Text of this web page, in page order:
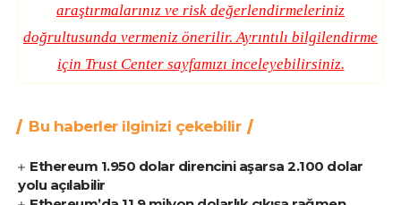
araştırmalarınız ve risk değerlendirmeleriniz
doğrultusunda vermeniz önerilir. Ayrıntılı bilgilendirme
için Trust Centersayfamızı inceleyebilirsiniz.
Bu haberler ilginizi çekebilir
Ethereum 1.950 dolar direncini aşarsa 2.100 dolar
yolu açılabilir